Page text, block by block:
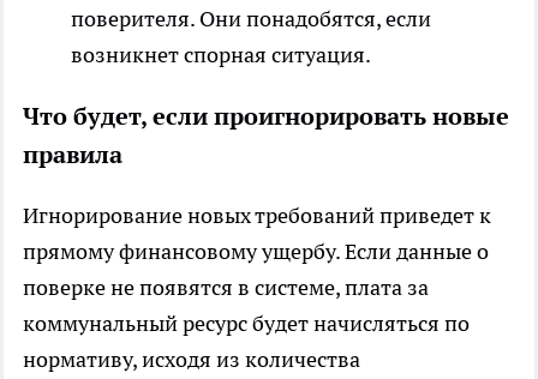
поверителя. Они понадобятся, если
возникнет спорная ситуация.
Что будет, если проигнорировать новые
правила
Игнорирование новых требований приведет к
прямому финансовому ущербу. Если данные о
поверке не появятся в системе, плата за
коммунальный ресурс будет начисляться по
нормативу, исходя из количества